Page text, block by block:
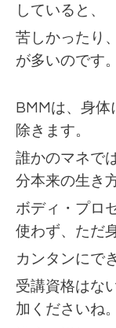
していると、
苦しかったり
が多いのです。
BMMは、身体
除きます。
誰かのマネで
分本来の生き
ボディ・プロ
使わず、ただ
カンタンにで
受講資格はな
加くださいね。